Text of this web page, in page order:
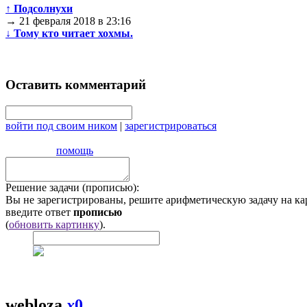
↑ Подсолнухи
→ 21 февраля 2018 в 23:16
↓ Тому кто читает хохмы.
Оставить комментарий
войти под своим ником | зарегистрироваться
помощь
Решение задачи (прописью):
Вы не зарегистрированы, решите арифметическую задачу на
введите ответ прописью
(обновить картинку).